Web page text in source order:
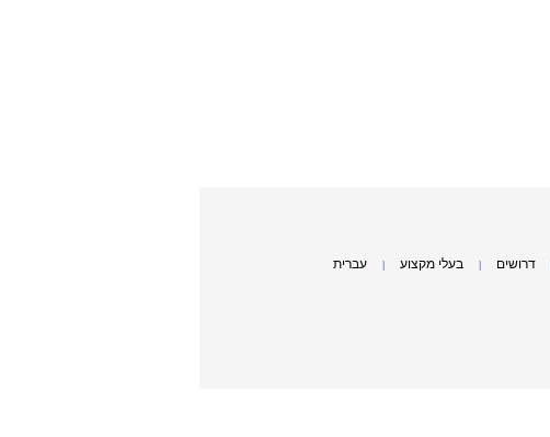
דרושים בעלי מקצוע עברית